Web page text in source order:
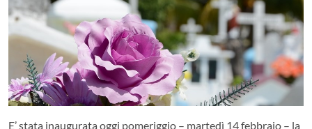
E’ stata inaugurata oggi pomeriggio – martedì 14 febbraio – la